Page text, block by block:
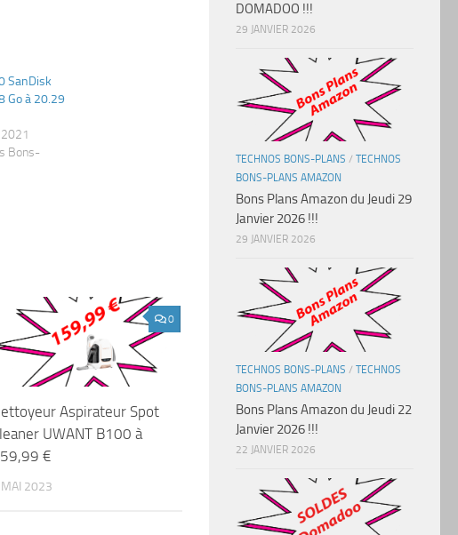
SanDisk
Go à 20.29
Bons-
0
Aspirateur Spot
UWANT B100 à
€
2023
DOMADOO !!!
29 JANVIER 2026
TECHNOS BONS-PLANS / TECHNOS
BONS-PLANS AMAZON
Bons Plans Amazon du Jeudi 29
Janvier 2026 !!!
29 JANVIER 2026
TECHNOS BONS-PLANS / TECHNOS
BONS-PLANS AMAZON
Bons Plans Amazon du Jeudi 22
Janvier 2026 !!!
22 JANVIER 2026